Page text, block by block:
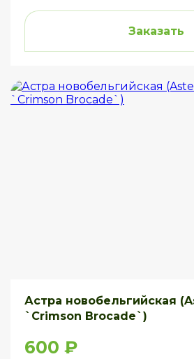
Заказать
Астра новобельгийская
`Crimson Brocade`)
600 ₽